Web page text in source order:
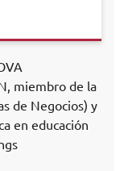
miembro de la
de Negocios) y
en educación